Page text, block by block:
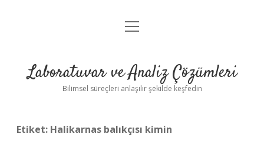
Anasayfa
Yasal Uyarı
menüyü
Laboratuvar ve Analiz Çözümleri
Bilimsel süreçleri anlaşılır şekilde keşfedin
Etiket: Halikarnas balıkçısı kimin